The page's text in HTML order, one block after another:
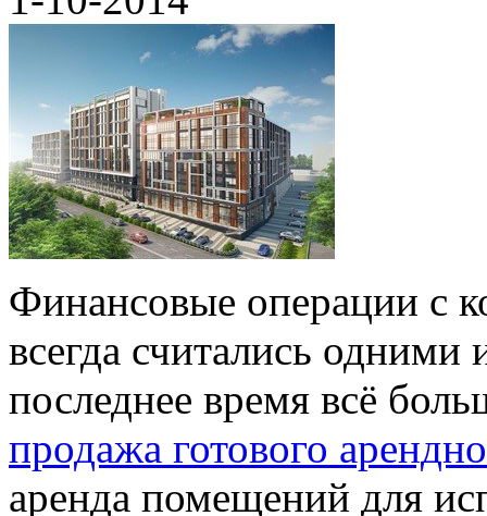
Финансовые операции с
всегда считались
последнее время всё
продажа готового
аренда помещений для